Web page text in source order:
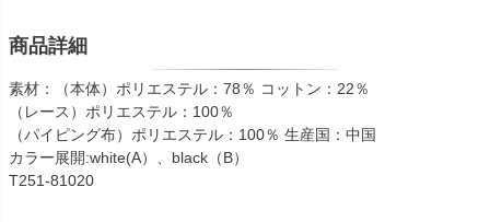
商品詳細
素材：（本体）ポリエステル：78％ コットン：22％
（レース）ポリエステル：100％
（パイピング布）ポリエステル：100％ 生産国：中国
カラー展開:white(A）、black（B）
T251-81020